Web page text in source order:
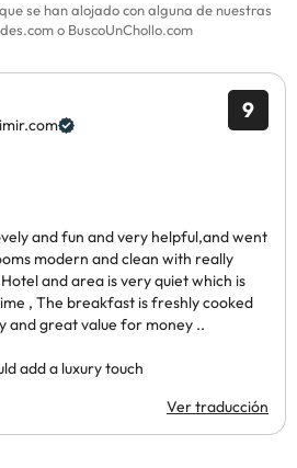
se han alojado con alguna de nuestras
o BuscoUnChollo.com
9
and fun and very helpful,and went
modern and clean with really
and area is very quiet which is
, The breakfast is freshly cooked
and great value for money ..
add a luxury touch
Ver traducción